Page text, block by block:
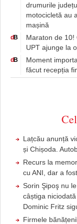
drumurile
motocicletă au
mașină
dB
Maraton de 10!
UPT ajunge la
dB
Moment
făcut recepția
Lațcău anunță
și Chișoda.
Recurs la
cu ANI, dar a
Sorin Şipoş nu
câștiga
Dominic Fritz
Firmele